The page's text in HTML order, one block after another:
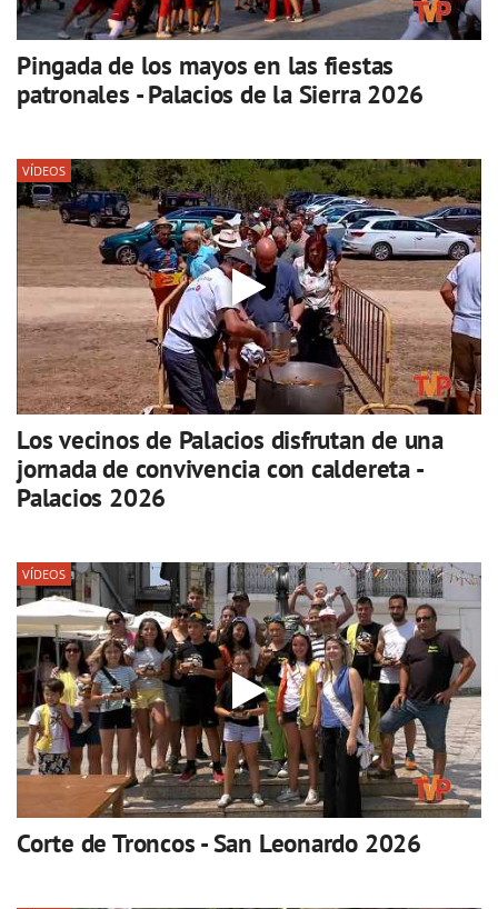
Pingada de los mayos en las fiestas
patronales - Palacios de la Sierra 2026
VÍDEOS
Los vecinos de Palacios disfrutan de una
jornada de convivencia con caldereta -
Palacios 2026
VÍDEOS
Corte de Troncos - San Leonardo 2026